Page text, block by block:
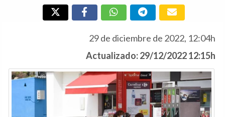
29 de diciembre de 2022, 12:04h
Actualizado: 29/12/2022 12:15h